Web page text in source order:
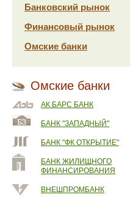
Банковский рынок
Финансовый рынок
Омские банки
Омские банки
АК БАРС БАНК
БАНК "ЗАПАДНЫЙ"
БАНК "ФК ОТКРЫТИЕ"
БАНК ЖИЛИЩНОГО
ФИНАНСИРОВАНИЯ
ВНЕШПРОМБАНК